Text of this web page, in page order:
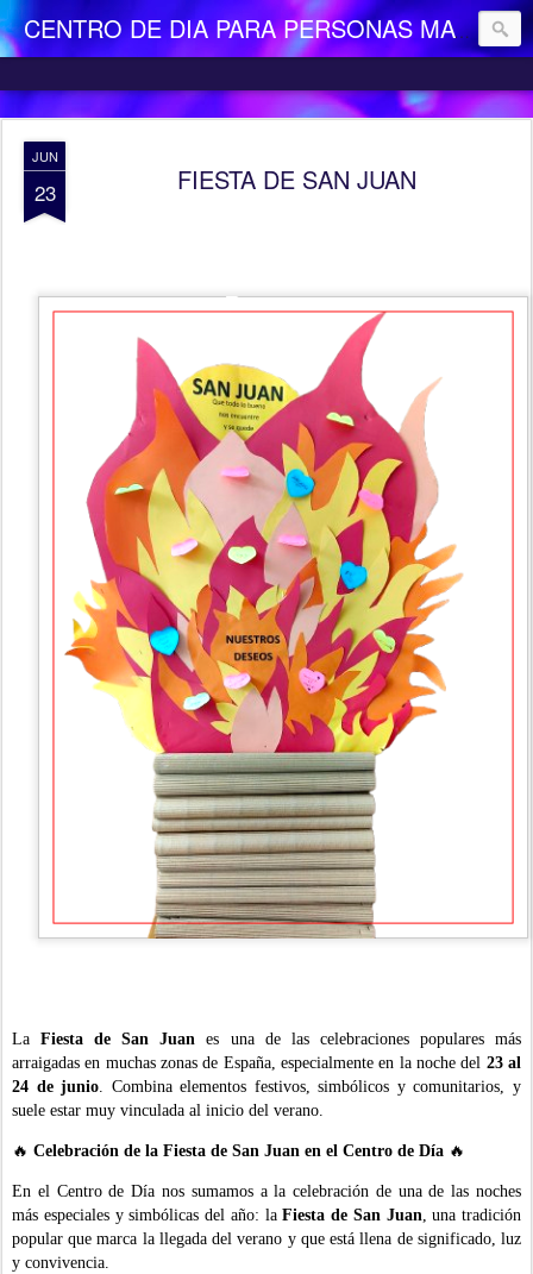
CENTRO DE DIA PARA PERSONAS MAYORES DEPENDIENTES "LA CAMOCHA"
JUN
23 FIESTA DE SAN JUAN
LaFiesta de San Juan es una de las celebraciones populares más
arraigadas en muchas zonas de España, especialmente en la noche del 23 al
24 de junio. Combina elementos festivos, simbólicos y comunitarios, y
suele estar muy vinculada al inicio del verano.
🔥 Celebración de la Fiesta de San Juan en el Centro de Día 🔥
En el Centro de Día nos sumamos a la celebración de una de las noches
más especiales y simbólicas del año: laFiesta de San Juan, una tradición
popular que marca la llegada del verano y que está llena de significado, luz
y convivencia.